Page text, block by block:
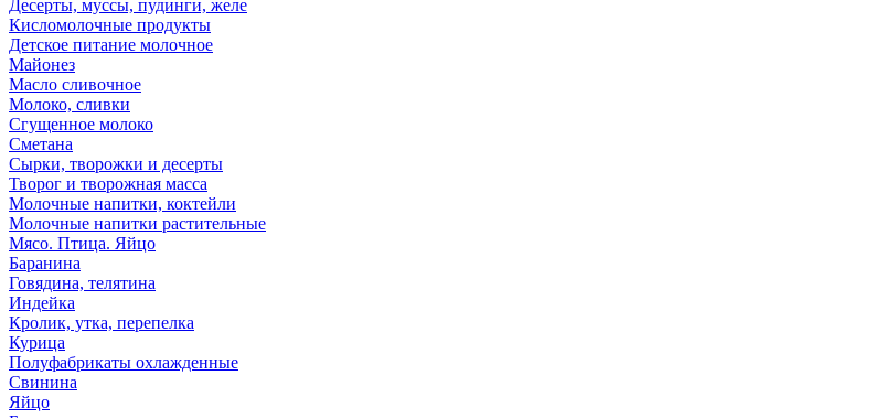
Десерты, муссы, пудинги, желе
Кисломолочные продукты
Детское питание молочное
Майонез
Масло сливочное
Молоко, сливки
Сгущенное молоко
Сметана
Сырки, творожки и десерты
Творог и творожная масса
Молочные напитки, коктейли
Молочные напитки растительные
Мясо. Птица. Яйцо
Баранина
Говядина, телятина
Индейка
Кролик, утка, перепелка
Курица
Полуфабрикаты охлажденные
Свинина
Яйцо